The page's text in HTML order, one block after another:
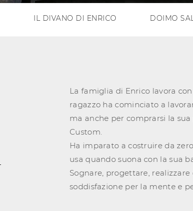
IL DIVANO DI ENRICO DOIMO
La famiglia di Enrico lavora
ragazzo ha cominciato a
ma anche per comprarsi la
Custom.
Ha imparato a costruire da
usa quando suona con la sua
Sognare, progettare,
soddisfazione per la mente e